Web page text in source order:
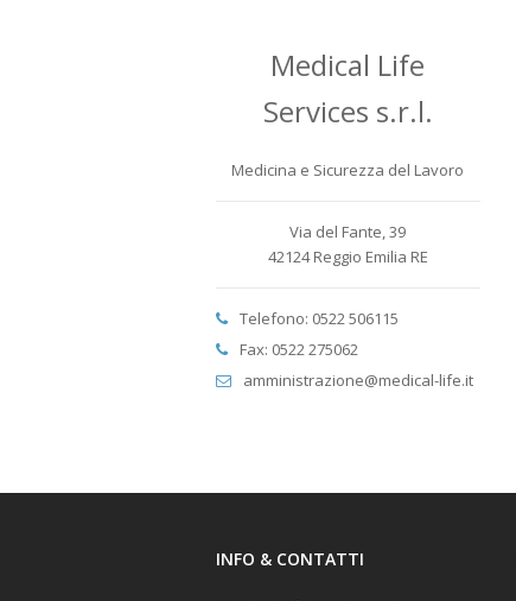
Medical Life
Services s.r.l.
Medicina e Sicurezza del Lavoro
Via del Fante, 39
42124 Reggio Emilia RE
Telefono: 0522 506115
Fax: 0522 275062
amministrazione@medical-life.it
INFO & CONTATTI